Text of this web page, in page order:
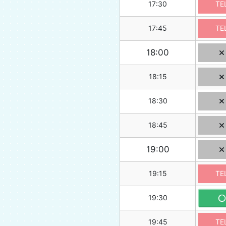
17:30 TEL
17:45 TEL
18:00
18:15
18:30
18:45
19:00
19:15 TEL
19:30
19:45 TEL